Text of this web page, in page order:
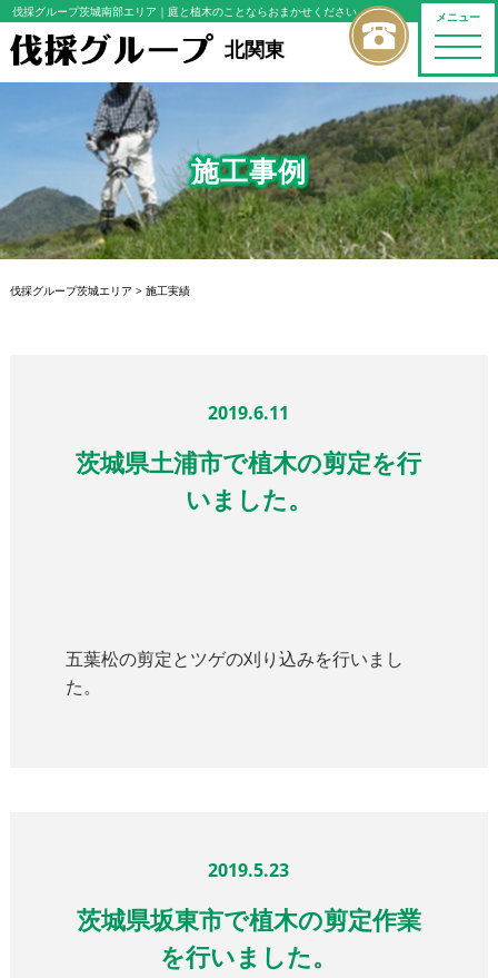
メニュー
toggle
伐採グループ茨城南部エリア ｜庭と植木のことならおまかせください
北関東
施工事例
伐採グループ茨城エリア > 施工実績
2019.6.11
茨城県土浦市で植木の剪定を行
いました。
五葉松の剪定とツゲの刈り込みを行いまし
た。
2019.5.23
茨城県坂東市で植木の剪定作業
を行いました。